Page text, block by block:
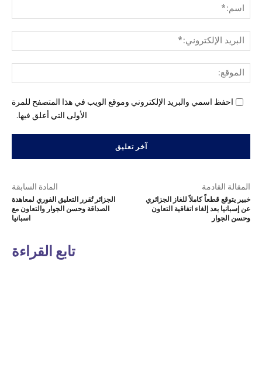
احفظ اسمي والبريد الإلكتروني وموقع الويب في هذا المتصفح للمرة
الأولى التي أعلق فيها.
المادة السابقة
الجزائر تُقرر التعليق الفوري لمعاهدة
الصداقة وحسن الجوار والتعاون مع
اسبانيا
المقالة القادمة
خبير يتوقع قطعاً كاملاً للغاز الجزائري
عن إسبانيا بعد إلغاء اتفاقية التعاون
وحسن الجوار
تابع القراءة